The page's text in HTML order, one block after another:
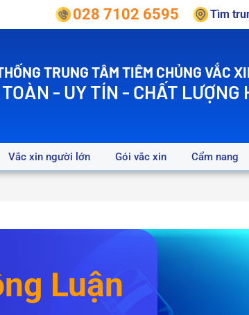
028 7102 6595 Tìm
TRUNG TÂM TIÊM CHỦNG VẮC
- UY TÍN - CHẤT
Vắc xin người lớn Gói vắc xin Cẩm nang
Luận